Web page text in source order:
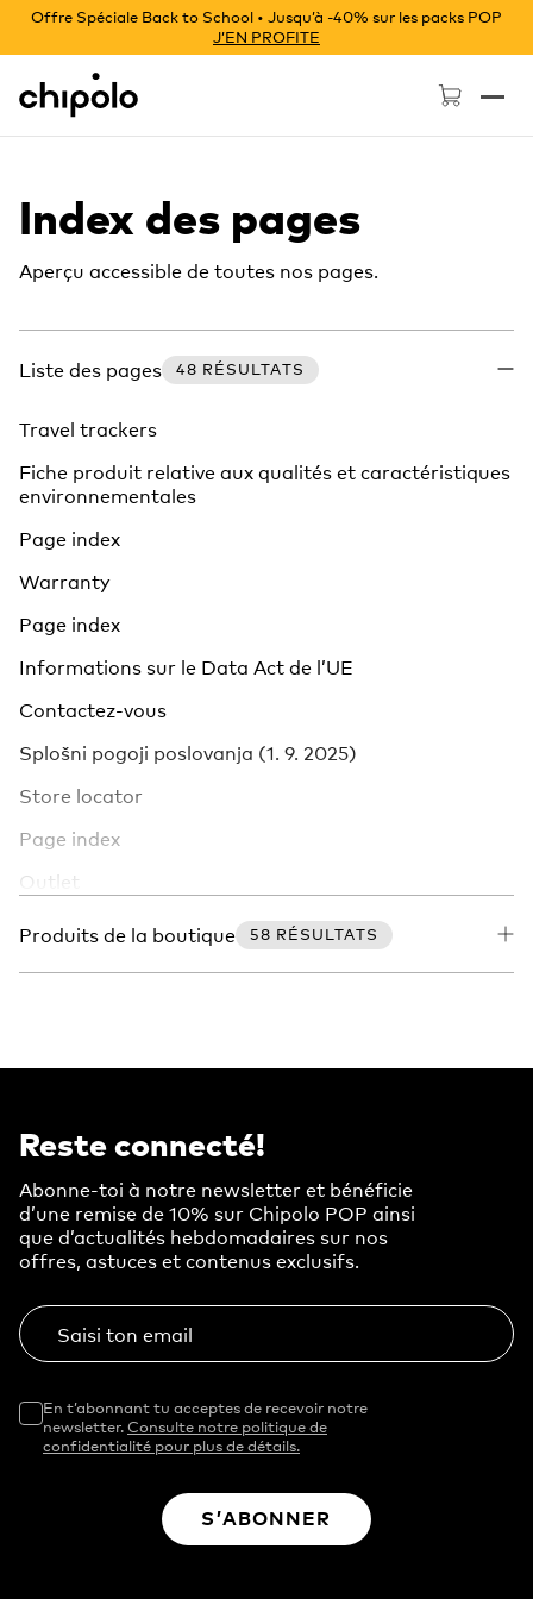
Offre Spéciale Back to School • Jusqu’à -40% sur les packs POP
J’EN PROFITE
Chipolo - Home page
Index des pages
Aperçu accessible de toutes nos pages.
Liste des pages 48 RÉSULTATS
Travel trackers
Fiche produit relative aux qualités et caractéristiques
environnementales
Page index
Warranty
Page index
Informations sur le Data Act de l’UE
Contactez-vous
Splošni pogoji poslovanja (1. 9. 2025)
Store locator
Page index
Outlet
Store locator
Déclaration d’accessibilité
Chipolo Adventure Giveaway
Sécurité
Legal - Easter eggs hunt
Besoin d'un cadeau pour quelqu'un de distrait?
Tracker Chipolo Point compatible avec l'application
Localiser mon appareil de Google
Chipolo PACK Voyage– Trackers pour bagages,
passeport
Choisi ton Chipolo
Produits de la boutique 58 RÉSULTATS
Reste connecté!
Abonne-toi à notre newsletter et bénéficie
d’une remise de 10% sur Chipolo POP ainsi
que d’actualités hebdomadaires sur nos
offres, astuces et contenus exclusifs.
Saisi ton email
En t’abonnant tu acceptes de recevoir notre
newsletter.Consulte notre politique de
confidentialité pour plus de détails.
S’ABONNER